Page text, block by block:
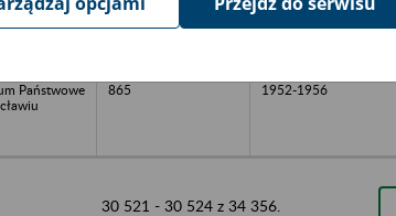
Państwowe
865 1952-1956
30 521 - 30 524 z 34 356.